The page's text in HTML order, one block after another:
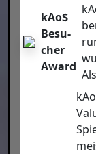
kAo$
Besu­
cher
Award